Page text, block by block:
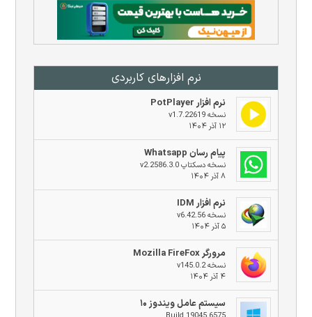
نرم افزار‌های کاربردی
نرم افزار PotPlayer
نسخه v1.7.22619
۱۲ آذر ۱۴۰۴
پیام رسان Whatsapp
نسخه دسکتاپ v2.2586.3.0
۸ آذر ۱۴۰۴
نرم افزار IDM
نسخه v6.42.56
۵ آذر ۱۴۰۴
مرورگر Mozilla FireFox
نسخه v145.0.2
۴ آذر ۱۴۰۴
سیستم عامل ویندوز ۱۰